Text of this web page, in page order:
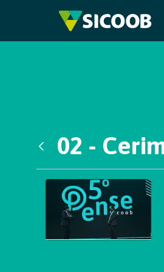
Pular para o Conteúdo principal
02 -
Galeria de Mídias